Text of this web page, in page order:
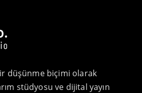
düşünme biçimi olarak
stüdyosu ve dijital yayın